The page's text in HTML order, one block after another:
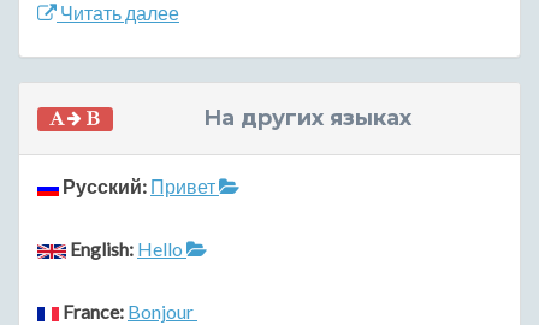
Читать далее
На других языках
Русский: Привет
English: Hello
France: Bonjour